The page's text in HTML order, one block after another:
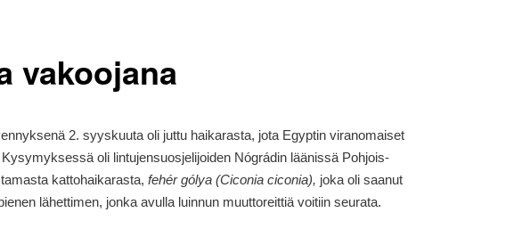
vakoojana
2. syyskuuta oli juttu haikarasta, jota Egyptin viranomaiset
oli lintujensuosjelijoiden Nógrádin läänissä Pohjois-
kattohaikarasta, fehér gólya (Ciconia ciconia), joka oli saanut
lähettimen, jonka avulla luinnun muuttoreittiä voitiin seurata.